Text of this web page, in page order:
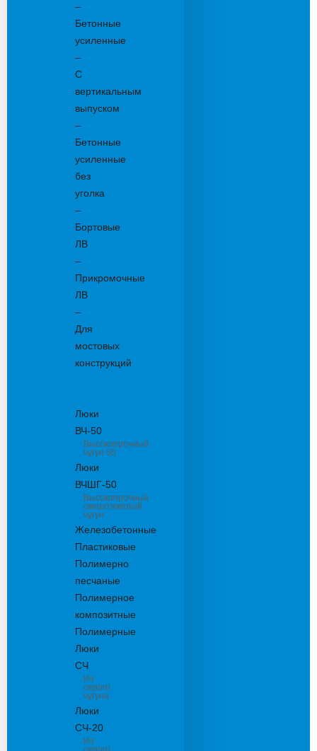
–
Бетонные
усиленные
–
С
вертикальным
выпуском
–
Бетонные
усиленные
без
уголка
–
Бортовые
ЛВ
–
Прикромочные
ЛВ
–
Для
мостовых
конструкций
Люки
ВЧ-50
Высокопрочный
чугун 50
Люки
ВЧШГ-50
Высокопрочный
сверхтяжелый
чугун
Железобетонные
Пластиковые
Полимерно
песчаные
Полимерное
композитные
Полимерные
Люки
СЧ
Из
серого
чугуна
Люки
СЧ-20
Из